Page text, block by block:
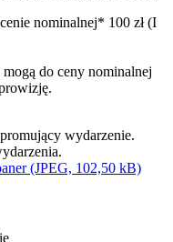
nominalnej* 100 zł (I
do ceny nominalnej
(JPEG, 102,50 kB)